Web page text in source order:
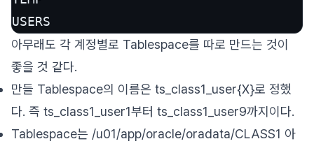
USERS
아무래도 각 계정별로 Tablespace를 따로 만드는 것이
좋을 것 같다.
만들 Tablespace의 이름은 ts_class1_user{X}로 정했
다. 즉 ts_class1_user1부터 ts_class1_user9까지이다.
Tablespace는 /u01/app/oracle/oradata/CLASS1 아